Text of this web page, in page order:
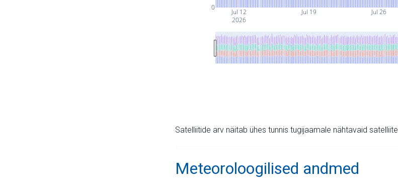
Jul 12
2026
Jul 19 Jul 26
0
Satelliitide arv näitab ühes tunnis tugijaamale nähtavaid satelliite.
Meteoroloogilised andmed